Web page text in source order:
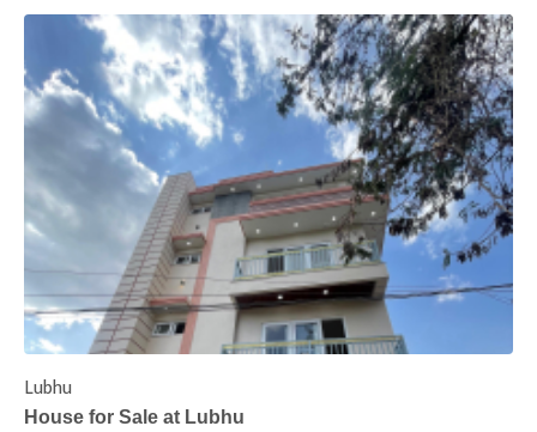
Lubhu
House for Sale at Lubhu